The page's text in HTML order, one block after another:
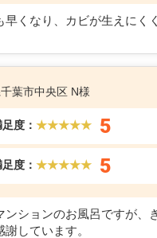
早くなり、カビが生えにく
葉市中央区 N様
足度：★★★★★ 5
足度：★★★★★ 5
ンションのお風呂ですが、
しています。